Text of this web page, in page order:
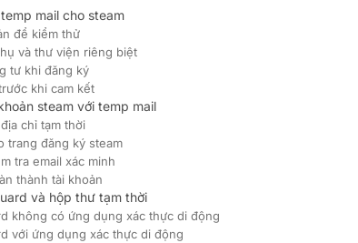
mail cho steam
để kiểm thử
và thư viện riêng biệt
tư khi đăng ký
khi cam kết
steam với temp mail
chỉ tạm thời
trang đăng ký steam
tra email xác minh
thành tài khoản
và hộp thư tạm thời
không có ứng dụng xác thực di động
với ứng dụng xác thực di động